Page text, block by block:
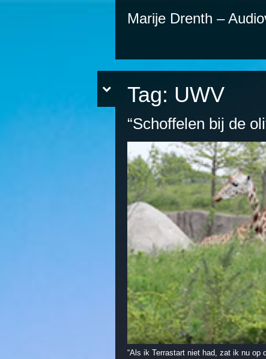
Marije Drenth –
Tag: UWV
“Schoffelen bij de
“Als ik Terrastart niet had, zat ik nu op